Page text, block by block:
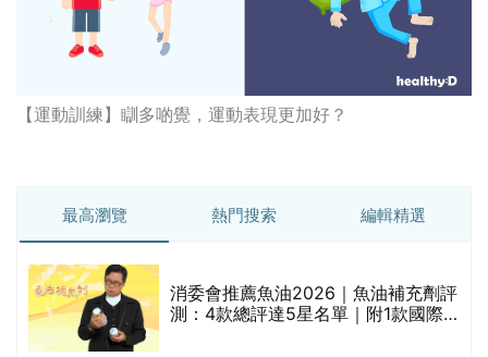
【運動訓練】瞓多啲覺，運動表現更加好？
最高瀏覽 熱門搜索 編輯精選
消委會推薦魚油2026｜魚油補充劑評
測：4款總評達5星名單｜附1款國際